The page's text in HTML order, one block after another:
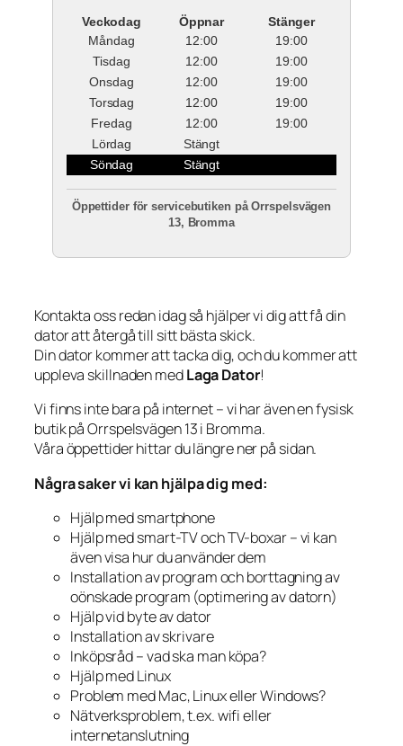
Veckodag Öppnar
Stänger
Måndag
12:00
19:00
Tisdag
12:00
19:00
Onsdag
12:00
19:00
Torsdag
12:00
19:00
Fredag
12:00
19:00
Lördag
Stängt
Söndag
Stängt
Öppettider för servicebutiken på Orrspelsvägen
13, Bromma
Kontakta oss redan idag så hjälper vi dig att få din
dator att återgå till sitt bästa skick.
Din dator kommer att tacka dig, och du kommer att
uppleva skillnaden medLaga Dator!
Vi finns inte bara på internet – vi har även en fysisk
butik på Orrspelsvägen 13 i Bromma.
Våra öppettider hittar du längre ner på sidan.
Några saker vi kan hjälpa dig med:
Hjälp med smartphone
Hjälp med smart-TV och TV-boxar – vi kan
även visa hur du använder dem
Installation av program och borttagning av
oönskade program (optimering av datorn)
Hjälp vid byte av dator
Installation av skrivare
Inköpsråd – vad ska man köpa?
Hjälp med Linux
Problem med Mac, Linux eller Windows?
Nätverksproblem, t.ex. wifi eller
internetanslutning